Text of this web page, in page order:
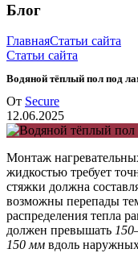
Блог
ГлавнаяСтатьи сайта
Статьи сайта
Водяной тёплый пол под
От Secure
12.06.2025
Монтаж
жидкостью требует
стяжки должна
возможны перепады
распределения тепла
должен превышать
150 мм вдоль